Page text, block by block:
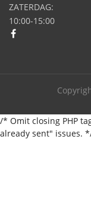
ZATERDAG:
10:00-15:00
/* Omit closing PHP
already sent" issues.